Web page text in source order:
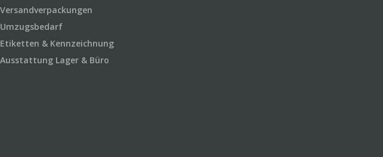
Versandverpackungen
Umzugsbedarf
Etiketten & Kennzeichnung
Ausstattung Lager & Büro